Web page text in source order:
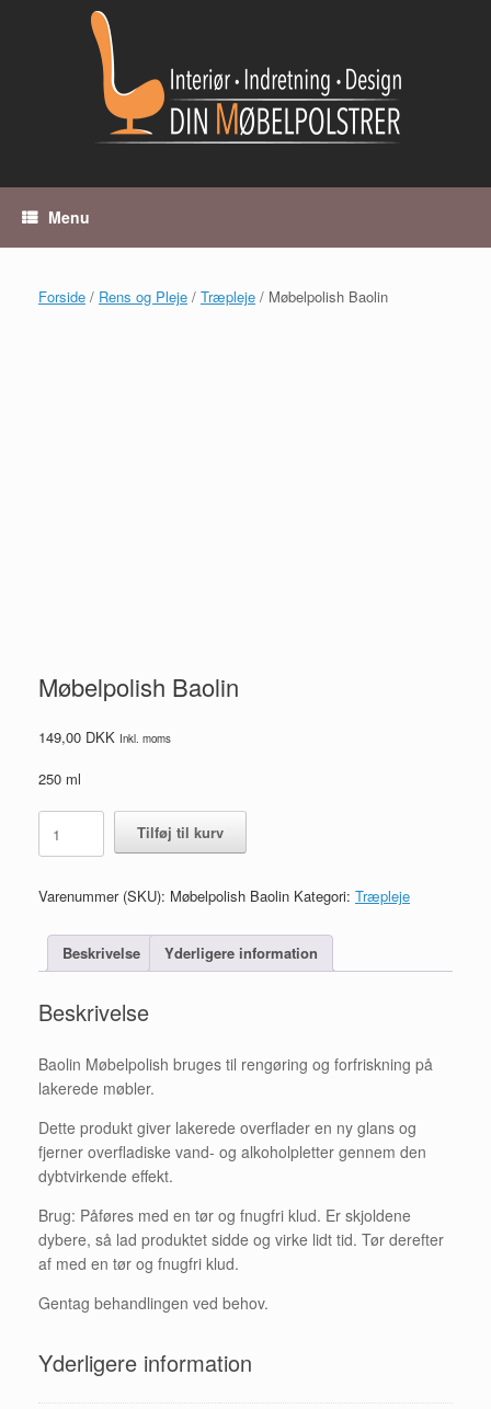
Menu
Forside / Rens og Pleje / Træpleje / Møbelpolish Baolin
Møbelpolish Baolin
149,00 DKK Inkl. moms
250 ml
Møbelpolish
Baolin
antal
Tilføj til kurv
Varenummer (SKU): Møbelpolish Baolin Kategori: Træpleje
Beskrivelse Yderligere information
Beskrivelse
Baolin Møbelpolish bruges til rengøring og forfriskning på
lakerede møbler.
Dette produkt giver lakerede overflader en ny glans og
fjerner overfladiske vand- og alkoholpletter gennem den
dybtvirkende effekt.
Brug: Påføres med en tør og fnugfri klud. Er skjoldene
dybere, så lad produktet sidde og virke lidt tid. Tør derefter
af med en tør og fnugfri klud.
Gentag behandlingen ved behov.
Yderligere information